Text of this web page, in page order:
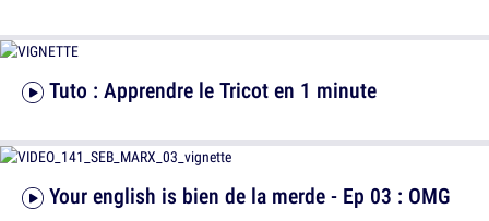
Tuto : Apprendre le Tricot en 1 minute
Your english is bien de la merde - Ep 03 : OMG